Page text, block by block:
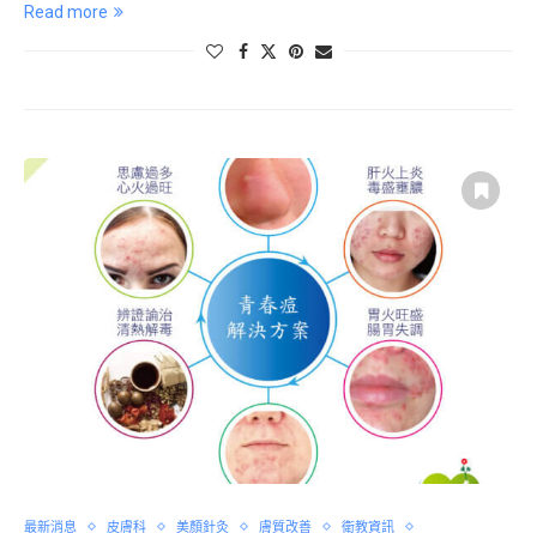
Read more
最新消息 皮膚科 美顏針灸 膚質改善
衛教資訊